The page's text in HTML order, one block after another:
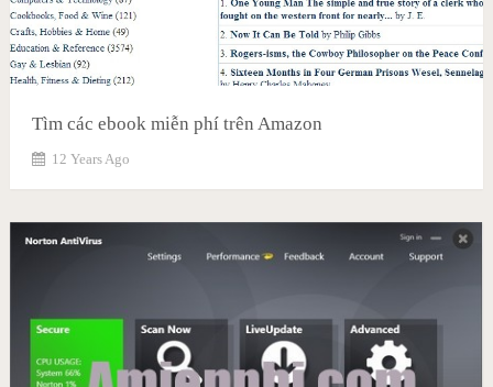
Tìm các ebook miễn phí trên Amazon
12 Years Ago